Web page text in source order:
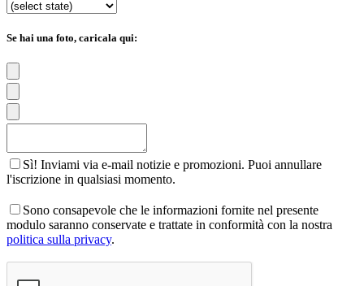
Se hai una foto, caricala qui:
Sì! Inviami via e-mail notizie e promozioni. Puoi annullare
l'iscrizione in qualsiasi momento.
Sono consapevole che le informazioni fornite nel presente
modulo saranno conservate e trattate in conformità con la nostra
politica sulla privacy.